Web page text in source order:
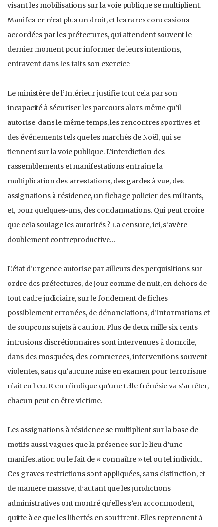
visant les mobilisations sur la voie publique se multiplient.
Manifester n’est plus un droit, et les rares concessions
accordées par les préfectures, qui attendent souvent le
dernier moment pour informer de leurs intentions,
entravent dans les faits son exercice
Le ministère de l’Intérieur justifie tout cela par son
incapacité à sécuriser les parcours alors même qu’il
autorise, dans le même temps, les rencontres sportives et
des événements tels que les marchés de Noël, qui se
tiennent sur la voie publique. L’interdiction des
rassemblements et manifestations entraîne la
multiplication des arrestations, des gardes à vue, des
assignations à résidence, un fichage policier des militants,
et, pour quelques-uns, des condamnations. Qui peut croire
que cela soulage les autorités ? La censure, ici, s’avère
doublement contreproductive…
L’état d’urgence autorise par ailleurs des perquisitions sur
ordre des préfectures, de jour comme de nuit, en dehors de
tout cadre judiciaire, sur le fondement de fiches
possiblement erronées, de dénonciations, d’informations et
de soupçons sujets à caution. Plus de deux mille six cents
intrusions discrétionnaires sont intervenues à domicile,
dans des mosquées, des commerces, interventions souvent
violentes, sans qu’aucune mise en examen pour terrorisme
n’ait eu lieu. Rien n’indique qu’une telle frénésie va s’arrêter,
chacun peut en être victime.
Les assignations à résidence se multiplient sur la base de
motifs aussi vagues que la présence sur le lieu d’une
manifestation ou le fait de « connaître » tel ou tel individu.
Ces graves restrictions sont appliquées, sans distinction, et
de manière massive, d’autant que les juridictions
administratives ont montré qu’elles s’en accommodent,
quitte à ce que les libertés en souffrent. Elles reprennent à